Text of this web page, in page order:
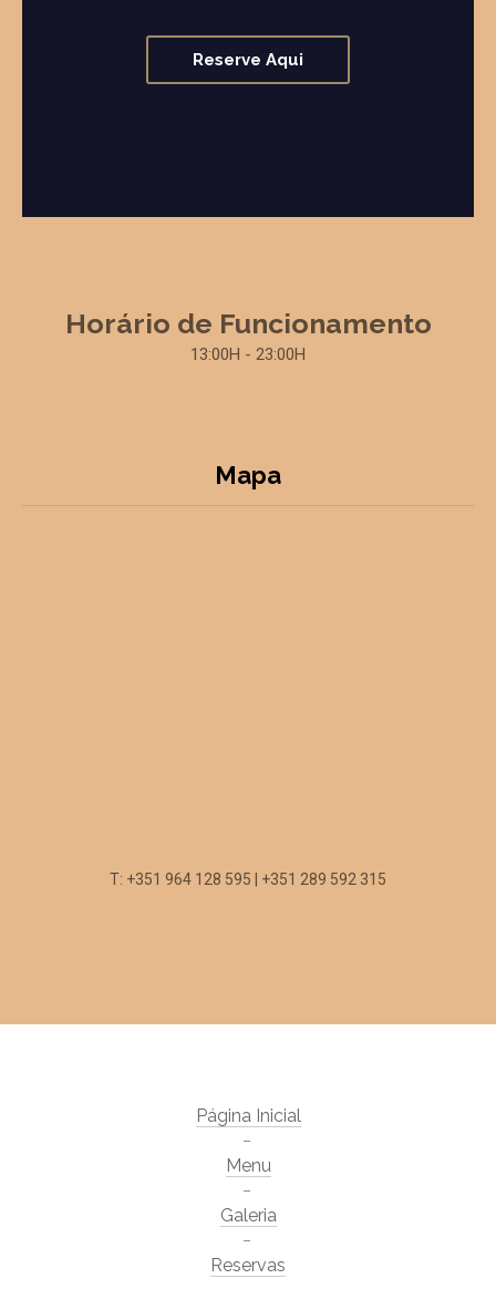
Reserve Aqui
Horário de Funcionamento
13:00H - 23:00H
Mapa
T: +351 964 128 595 | +351 289 592 315
Página Inicial
Menu
Galeria
Reservas